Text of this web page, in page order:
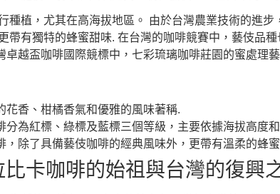
種植，尤其在高海拔地區。 由於台灣農業技術的進
帶有獨特的蜂蜜甜味. 在台灣的咖啡競賽中，藝伎品
卓越盃咖啡國際競標中，七彩琉璃咖啡莊園的蜜處理
花香、柑橘香氣和優雅的風味著稱.
分為紅標、綠標及藍標三個等級，主要依據海拔高度
，除了具備藝伎咖啡的經典風味外，更帶有溫柔的蜂
卡咖啡的始祖與台灣的復興